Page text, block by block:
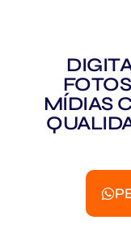
MÍDIAS